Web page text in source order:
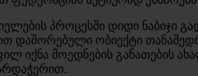
პროცესში დიდი ნაბიჯი
დაშორებული ობიექტი
იქნა მოედნების განათების